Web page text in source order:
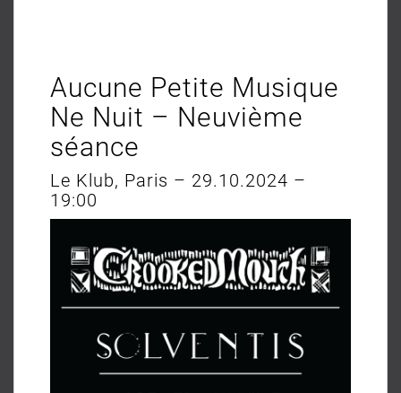
Aucune Petite Musique
Ne Nuit – Neuvième
séance
Le Klub, Paris – 29.10.2024 –
19:00